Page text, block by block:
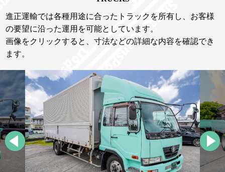
進正運輸では各種用途に合ったトラックを所有し、お客様
の要望に沿った運用を可能としています。
画像をクリックすると、寸法などの詳細な内容を確認でき
ます。